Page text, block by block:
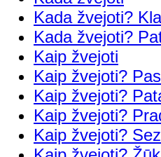
Kada žvejoti?
Kada žvejoti?
Kaip žvejoti
Kaip žvejoti?
Kaip žvejoti?
Kaip žvejoti?
Kaip žvejoti?